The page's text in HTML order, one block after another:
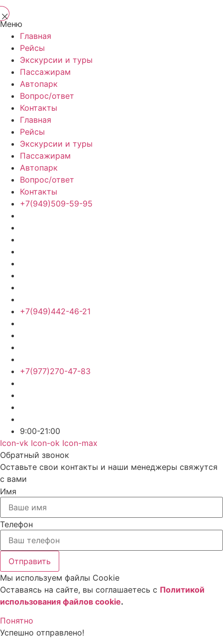
Меню
Главная
Рейсы
Экскурсии и туры
Пассажирам
Автопарк
Вопрос/ответ
Контакты
Главная
Рейсы
Экскурсии и туры
Пассажирам
Автопарк
Вопрос/ответ
Контакты
+7(949)509-59-95
+7(949)442-46-21
+7(977)270-47-83
9:00-21:00
Icon-vk Icon-ok Icon-max
Обратный звонок
Оставьте свои контакты и наши менеджеры свяжутся
с вами
Имя
Телефон
Отправить
Мы используем файлы Cookie
Оставаясь на сайте, вы соглашаетесь c Политикой
использования файлов cookie.
Понятно
Успешно отправлено!